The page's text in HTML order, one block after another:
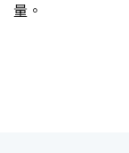
量。